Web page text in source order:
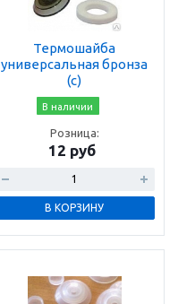
Термошайба
универсальная бронза
(с)
В наличии
Розница:
12 руб
В КОРЗИНУ